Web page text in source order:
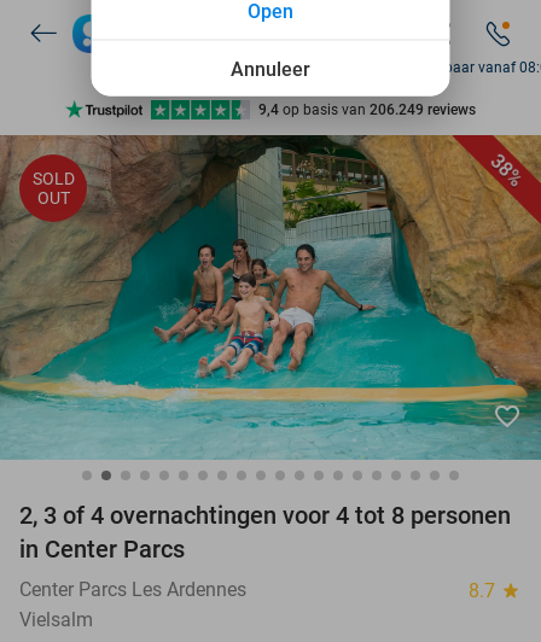
7 dagen per week beschikbaar
10+ miljoen leden
9,4 op basis van 206.249 reviews
Ontdek 15.000+ deals
7 dagen per week beschikbaar
10+ miljoen leden
Bereikbaar vanaf
38%
SOLD
OUT
favorite_border
2, 3 of 4 overnachtingen voor 4 tot 8 personen
in Center Parcs
Center Parcs Les Ardennes 8.7 star
Vielsalm
Annuleer
Open